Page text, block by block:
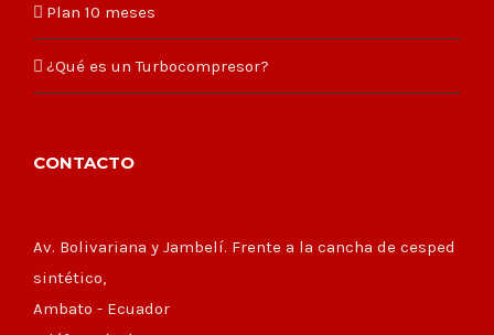
Plan 10 meses
¿Qué es un Turbocompresor?
CONTACTO
Av. Bolivariana y Jambelí. Frente a la cancha de cesped
sintético,
Ambato - Ecuador